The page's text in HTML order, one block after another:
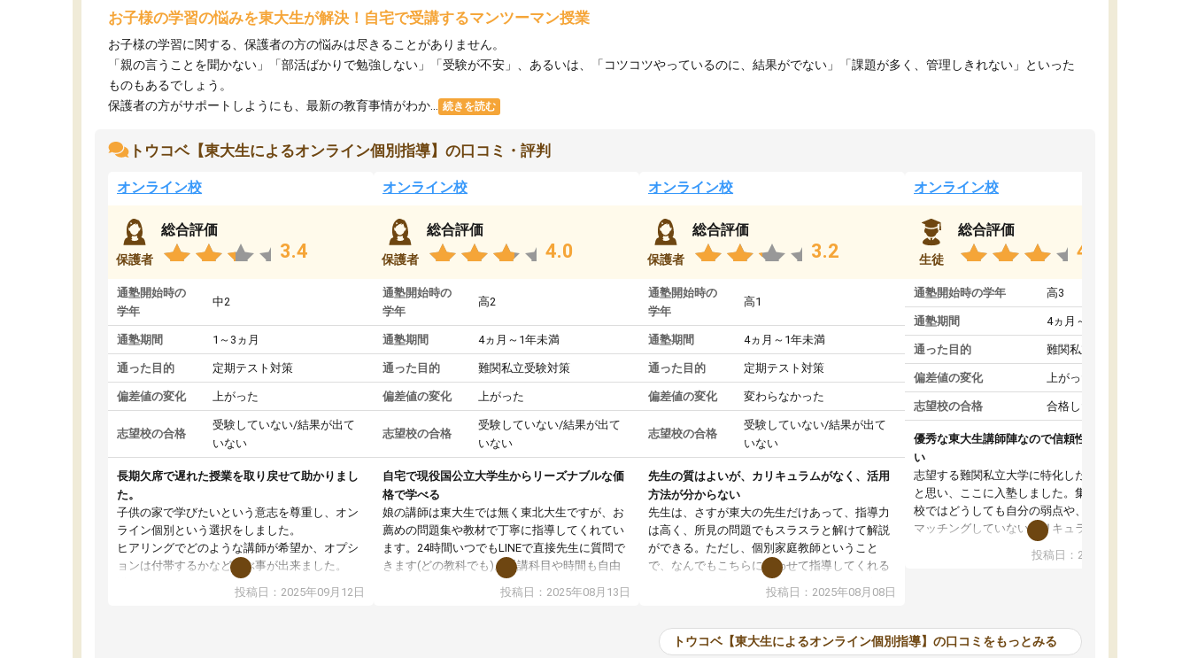
お子様の学習の悩みを東大生が解決！自宅で受講するマンツーマン授業
お子様の学習に関する、保護者の方の悩みは尽きることがありません。
「親の言うことを聞かない」「部活ばかりで勉強しない」「受験が不安」、あるいは、「コツコツやっているのに、結果がでない」「課題が多く、管理しきれない」といった
ものもあるでしょう。
保護者の方がサポートしようにも、最新の教育事情がわか...
続きを読む
トウコベ【東大生によるオンライン個別指導】の口コミ・評判
オンライン校
保護者
総合評価
3.4
通塾開始時の
学年
中2
通塾期間 1～3ヵ月
通った目的 定期テスト対策
偏差値の変化 上がった
志望校の合格
受験していない/結果が出て
いない
長期欠席で遅れた授業を取り戻せて助かりまし
た。
子供の家で学びたいという意志を尊重し、オン
ライン個別という選択をしました。
ヒアリングでどのような講師が希望か、オプシ
ョンは付帯するかなど選ぶ事が出来ました。
講師とのマッチング後講師との初回ミーティン
グを行い、その講師で良いか他の講師を希望す
投稿日：2025年09月12日
オンライン校
保護者
総合評価
4.0
通塾開始時の
学年
高2
通塾期間 4ヵ月～1年未満
通った目的 難関私立受験対策
偏差値の変化 上がった
志望校の合格
受験していない/結果が出て
いない
自宅で現役国公立大学生からリーズナブルな価
格で学べる
娘の講師は東大生では無く東北大生ですが、お
薦めの問題集や教材で丁寧に指導してくれてい
ます。24時間いつでもLINEで直接先生に質問で
きます(どの教科でも)。受講科目や時間も自由
に決めれるので、個人に合った勉強ができると
思います。カリキュラム相談みたいなのがあり
投稿日：2025年08月13日
オンライン校
保護者
総合評価
3.2
通塾開始時の
学年
高1
通塾期間 4ヵ月～1年未満
通った目的 定期テスト対策
偏差値の変化 変わらなかった
志望校の合格
受験していない/結果が出て
いない
先生の質はよいが、カリキュラムがなく、活用
方法が分からない
先生は、さすが東大の先生だけあって、指導力
は高く、所見の問題でもスラスラと解けて解説
ができる。ただし、個別家庭教師ということ
で、なんでもこちらに合わせて指導してくれる
のだが、具体的なカリキュラムがない。当方
は、授業の先取り学習をするため、学校の教科
いただいたが、1時間の時間を使って進められる
範囲は限られており、それであれば自学自習で
投稿日：2025年08月08日
オンライン校
生徒
総合評価
4.4
通塾開始時の学年 高3
通塾期間 4ヵ月～1年未満
通った目的 難関私立受験対策
偏差値の変化 上がった
志望校の合格 合格した
優秀な東大生講師陣なので信頼性や安心感が高
い
志望する難関私立大学に特化した準備をしたい
と思い、ここに入塾しました。集団指導の予備
校ではどうしても自分の弱点や、志望校対策に
マッチングしていないカリキュラムに不安を感
また受験のノウハウを蓄積している優秀な東大
ツーマン指導によって、自分の志望校にふさわ
しいオリジナルのカリキュラムを提案してくれ
投稿日：2024年02月19日
トウコベ【東大生によるオンライン個別指導】の口コミをもっとみる